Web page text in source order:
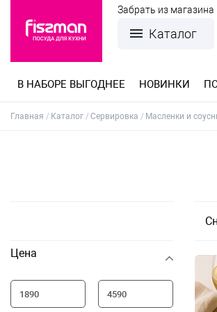
Каталог
Забрать из магазина
В НАБОРЕ ВЫГОДНЕЕ НОВИНКИ
Главная Каталог Сервировка Масленки и
Цена